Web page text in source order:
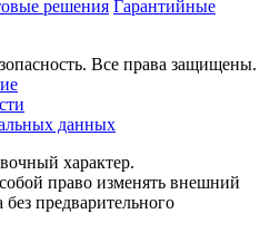
решения Гарантийные
Все права защищены.
данных
характер.
право изменять внешний
предварительного